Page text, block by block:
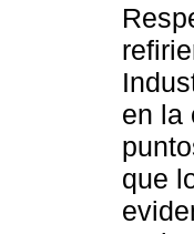
en la
que